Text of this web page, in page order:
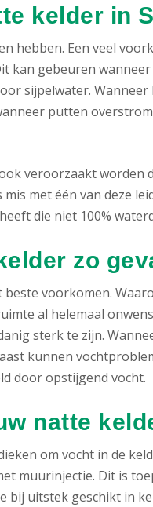
kelder in
hebben. Een veel
kan gebeuren
sijpelwater.
putten
veroorzaakt worden
met één van deze
die niet 100%
zo
voorkomen.
al helemaal
sterk te zijn.
kunnen
door opstijgend vocht.
natte
om vocht in de
muurinjectie. Dit is
bij uitstek geschikt in